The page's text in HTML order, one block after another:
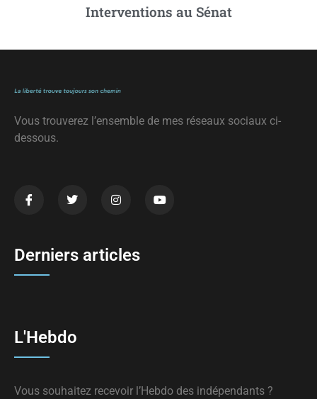
Interventions au Sénat
Vous trouverez l’ensemble de mes réseaux sociaux ci-
dessous.
Derniers articles
L'Hebdo
Vous souhaitez recevoir l’Hebdo des indépendants ?